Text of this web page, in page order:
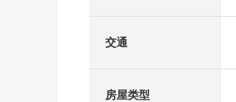
交通
房屋类型